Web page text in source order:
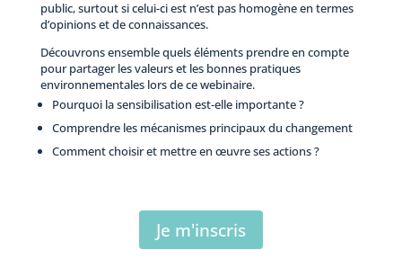
public, surtout si celui-ci est n’est pas homogène en termes
d’opinions et de connaissances.
Découvrons ensemble quels éléments prendre en compte
pour partager les valeurs et les bonnes pratiques
environnementales lors de ce webinaire.
Pourquoi la sensibilisation est-elle importante ?
Comprendre les mécanismes principaux du changement
Comment choisir et mettre en œuvre ses actions ?
Je m'inscris